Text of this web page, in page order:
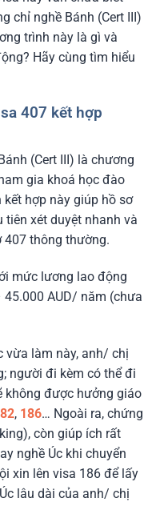
chỉ nghề Bánh (Cert III)
trình này là gì và
Hãy cùng tìm hiểu
407 kết hợp
(Cert III) là chương
gia khoá học đào
hợp này giúp hồ sơ
xét duyệt nhanh và
407 thông thường.
mức lương lao động
AUD/ năm (chưa
vừa làm này, anh/ chị
người đi kèm có thể đi
không được hưởng giáo
, 186… Ngoài ra, chứng
còn giúp ích rất
nghề Úc khi chuyển
xin lên visa 186 để lấy
lâu dài của anh/ chị